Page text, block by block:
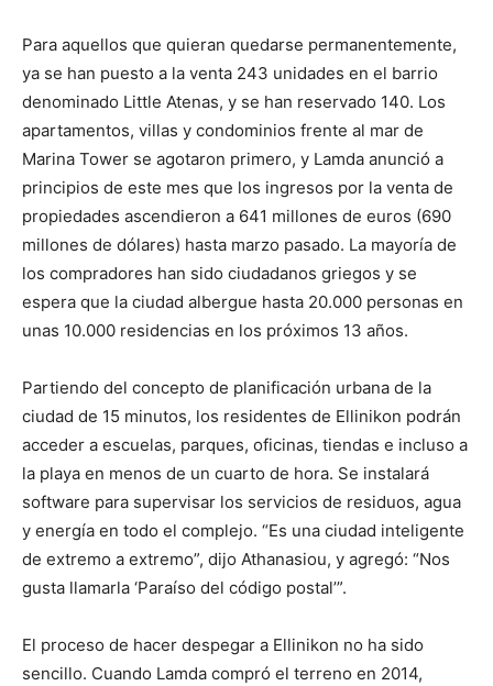
Para aquellos que quieran quedarse permanentemente,
ya se han puesto a la venta 243 unidades en el barrio
denominado Little Atenas, y se han reservado 140. Los
apartamentos, villas y condominios frente al mar de
Marina Tower se agotaron primero, y Lamda anunció a
principios de este mes que los ingresos por la venta de
propiedades ascendieron a 641 millones de euros (690
millones de dólares) hasta marzo pasado. La mayoría de
los compradores han sido ciudadanos griegos y se
espera que la ciudad albergue hasta 20.000 personas en
unas 10.000 residencias en los próximos 13 años.
Partiendo del concepto de planificación urbana de la
ciudad de 15 minutos, los residentes de Ellinikon podrán
acceder a escuelas, parques, oficinas, tiendas e incluso a
la playa en menos de un cuarto de hora. Se instalará
software para supervisar los servicios de residuos, agua
y energía en todo el complejo. “Es una ciudad inteligente
de extremo a extremo”, dijo Athanasiou, y agregó: “Nos
gusta llamarla ‘Paraíso del código postal’”.
El proceso de hacer despegar a Ellinikon no ha sido
sencillo. Cuando Lamda compró el terreno en 2014,